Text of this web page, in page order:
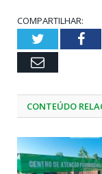
COMPARTILHAR:
Twitter
Email
CONTEÚDO